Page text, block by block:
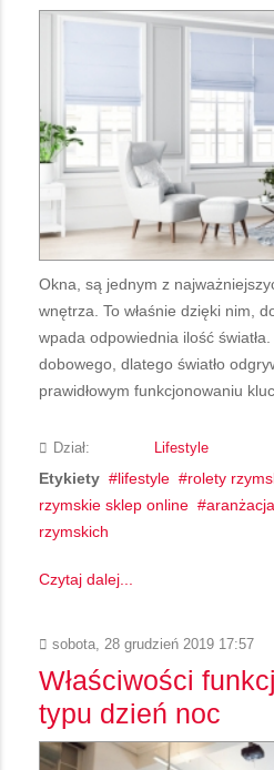
Okna, są jednym z
wnętrza. To właśnie dzięki nim,
wpada odpowiednia ilość światła.
dobowego, dlatego światło
prawidłowym funkcjonowaniu
Dział: Lifestyle
Etykiety lifestyle rolety
rzymskie sklep online
rzymskich
Czytaj dalej...
sobota, 28 grudzień 2019 17:57
Właściwości
typu dzień noc